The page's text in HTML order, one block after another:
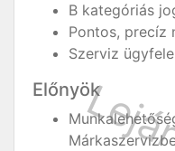
B kategóriás
Pontos, precíz
Szerviz
Előnyök